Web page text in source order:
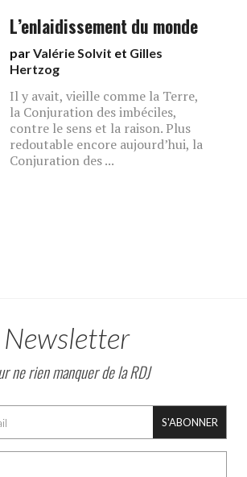
L’enlaidissement du monde
parValérie Solvit et Gilles
Hertzog
Il y avait, vieille comme la Terre,
la Conjuration des imbéciles,
contre le sens et la raison. Plus
redoutable encore aujourd’hui, la
Conjuration des ...
Newsletter
ne rien manquer de la RDJ
S'ABONNER